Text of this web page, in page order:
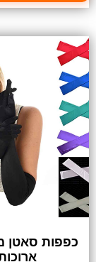
כפפות סאטן